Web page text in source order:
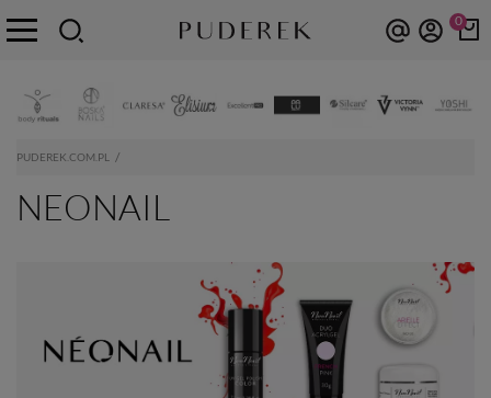
0
PUDEREK.COM.PL
NEONAIL